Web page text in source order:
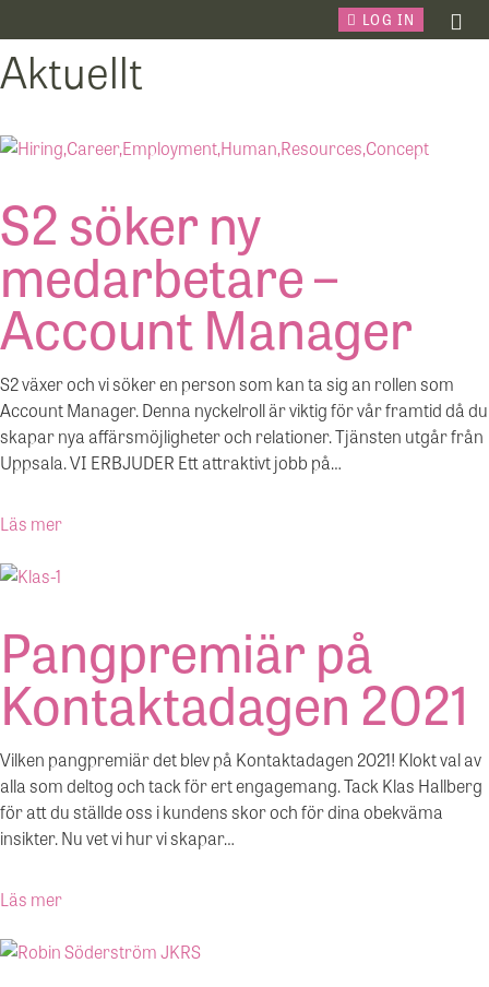
LOG IN
Aktuellt
S2 söker ny
medarbetare –
Account Manager
S2 växer och vi söker en person som kan ta sig an rollen som
Account Manager. Denna nyckelroll är viktig för vår framtid då du
skapar nya affärsmöjligheter och relationer. Tjänsten utgår från
Uppsala. VI ERBJUDER Ett attraktivt jobb på…
Läs mer
Pangpremiär på
Kontaktadagen 2021
Vilken pangpremiär det blev på Kontaktadagen 2021! Klokt val av
alla som deltog och tack för ert engagemang. Tack Klas Hallberg
för att du ställde oss i kundens skor och för dina obekväma
insikter. Nu vet vi hur vi skapar…
Läs mer